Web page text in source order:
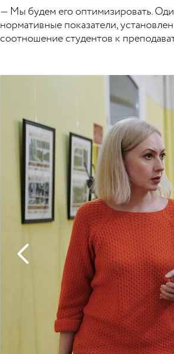
— Мы будем его оптимизировать.
нормативные показатели,
соотношение студентов к